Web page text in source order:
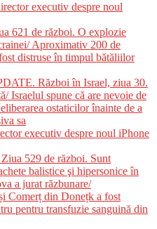
executiv despre noul
621 de război. O explozie
Aproximativ 200 de
distruse în timpul bătăliilor
Război în Israel, ziua 30.
Israelul spune că are nevoie de
ostaticilor înainte de a
sa
executiv despre noul iPhone
529 de război. Sunt
balistice şi hipersonice în
a jurat răzbunare/
Comerț din Donețk a fost
pentru transfuzie sanguină din